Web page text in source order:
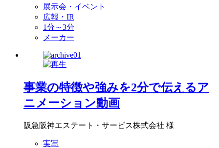
展示会・イベント
広報・IR
1分～3分
メーカー
事業の特徴や強みを2分で伝えるア
ニメーション動画
阪急阪神エステート・サービス株式会社 様
実写